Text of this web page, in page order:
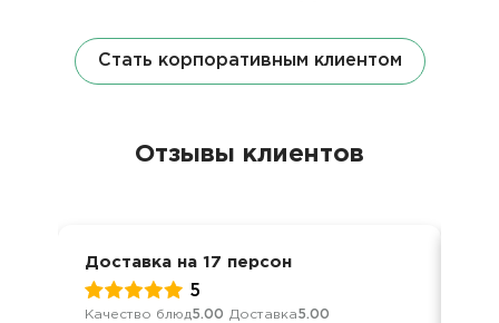
Стать корпоративным клиентом
Отзывы клиентов
Доставка на 17 персон
5
Качество блюд5.00 Доставка5.00